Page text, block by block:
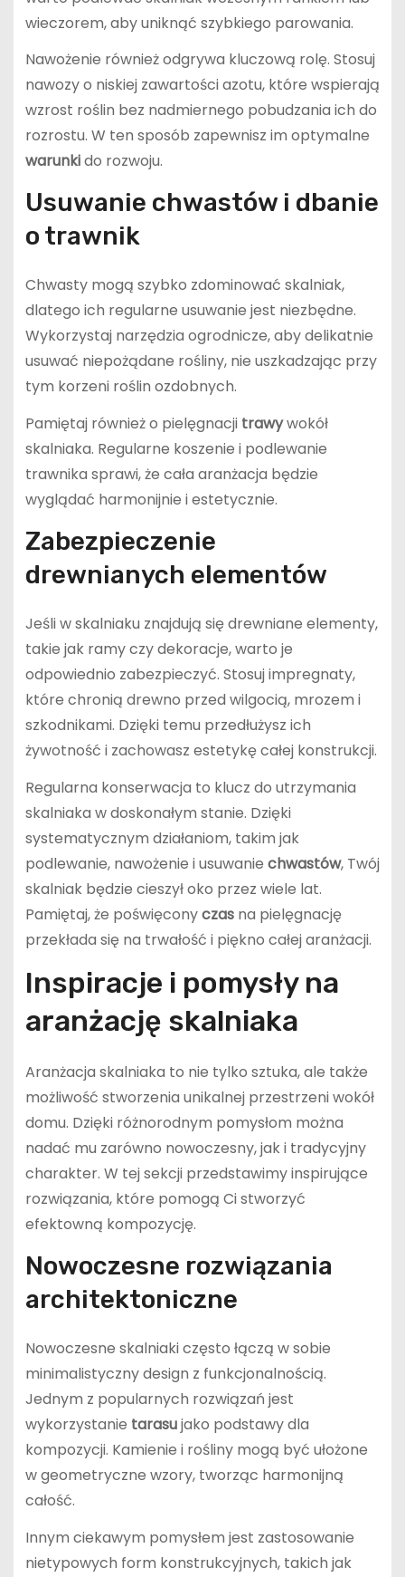
wieczorem, aby uniknąć szybkiego parowania.
Nawożenie również odgrywa kluczową rolę. Stosuj
nawozy o niskiej zawartości azotu, które wspierają
wzrost roślin bez nadmiernego pobudzania ich do
rozrostu. W ten sposób zapewnisz im optymalne
warunkido rozwoju.
Usuwanie chwastów i dbanie
o trawnik
Chwasty mogą szybko zdominować skalniak,
dlatego ich regularne usuwanie jest niezbędne.
Wykorzystaj narzędzia ogrodnicze, aby delikatnie
usuwać niepożądane rośliny, nie uszkadzając przy
tym korzeni roślin ozdobnych.
Pamiętaj również o pielęgnacji trawywokół
skalniaka. Regularne koszenie i podlewanie
trawnika sprawi, że cała aranżacja będzie
wyglądać harmonijnie i estetycznie.
Zabezpieczenie
drewnianych elementów
Jeśli w skalniaku znajdują się drewniane elementy,
takie jak ramy czy dekoracje, warto je
odpowiednio zabezpieczyć. Stosuj impregnaty,
które chronią drewno przed wilgocią, mrozem i
szkodnikami. Dzięki temu przedłużysz ich
żywotność i zachowasz estetykę całej konstrukcji.
Regularna konserwacja to klucz do utrzymania
skalniaka w doskonałym stanie. Dzięki
systematycznym działaniom, takim jak
podlewanie, nawożenie i usuwanie chwastów, Twój
skalniak będzie cieszył oko przez wiele lat.
Pamiętaj, że poświęconyczasna pielęgnację
przekłada się na trwałość i piękno całej aranżacji.
Inspiracje i pomysły na
aranżację skalniaka
Aranżacja skalniaka to nie tylko sztuka, ale także
możliwość stworzenia unikalnej przestrzeni wokół
domu. Dzięki różnorodnym pomysłom można
nadać mu zarówno nowoczesny, jak i tradycyjny
charakter. W tej sekcji przedstawimy inspirujące
rozwiązania, które pomogą Ci stworzyć
efektowną kompozycję.
Nowoczesne rozwiązania
architektoniczne
Nowoczesne skalniaki często łączą w sobie
minimalistyczny design z funkcjonalnością.
Jednym z popularnych rozwiązań jest
wykorzystanie tarasujako podstawy dla
kompozycji. Kamienie i rośliny mogą być ułożone
w geometryczne wzory, tworząc harmonijną
całość.
Innym ciekawym pomysłem jest zastosowanie
nietypowych form konstrukcyjnych, takich jak